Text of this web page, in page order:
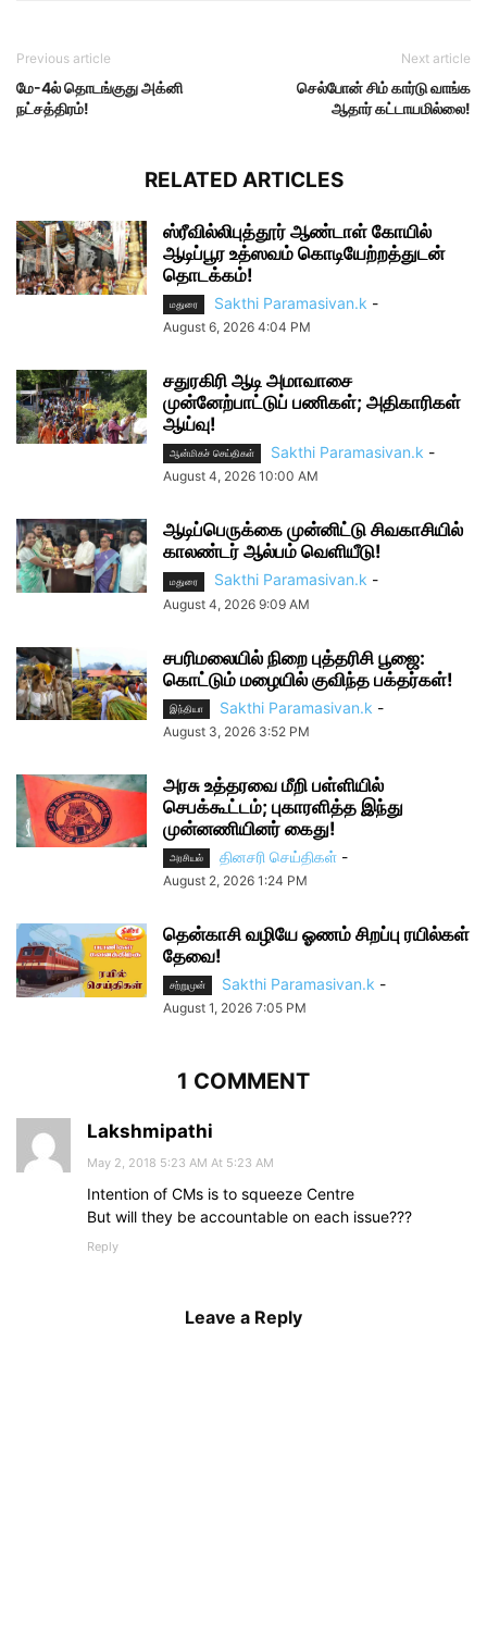
Previous article
மே-4ல் தொடங்குது அக்னி
நட்சத்திரம்!
Next article
செல்போன் சிம் கார்டு வாங்க
ஆதார் கட்டாயமில்லை!
RELATED ARTICLES
ஸ்ரீவில்லிபுத்தூர் ஆண்டாள் கோயில்
ஆடிப்பூர உத்ஸவம் கொடியேற்றத்துடன்
தொடக்கம்!
மதுரை Sakthi Paramasivan.k -
August 6, 2026 4:04 PM
சதுரகிரி ஆடி அமாவாசை
முன்னேற்பாட்டுப் பணிகள்; அதிகாரிகள்
ஆய்வு!
ஆன்மிகச் செய்திகள் Sakthi Paramasivan.k -
August 4, 2026 10:00 AM
ஆடிப்பெருக்கை முன்னிட்டு சிவகாசியில்
காலண்டர் ஆல்பம் வெளியீடு!
மதுரை Sakthi Paramasivan.k -
August 4, 2026 9:09 AM
சபரிமலையில் நிறை புத்தரிசி பூஜை:
கொட்டும் மழையில் குவிந்த பக்தர்கள்!
இந்தியா Sakthi Paramasivan.k -
August 3, 2026 3:52 PM
அரசு உத்தரவை மீறி பள்ளியில்
செபக்கூட்டம்; புகாரளித்த இந்து
முன்னணியினர் கைது!
அரசியல் தினசரி செய்திகள் -
August 2, 2026 1:24 PM
தென்காசி வழியே ஓணம் சிறப்பு ரயில்கள்
தேவை!
சற்றுமுன் Sakthi Paramasivan.k -
August 1, 2026 7:05 PM
1 COMMENT
Lakshmipathi
May 2, 2018 5:23 AM At 5:23 AM
Intention of CMs is to squeeze Centre
But will they be accountable on each issue???
Reply
Leave a Reply